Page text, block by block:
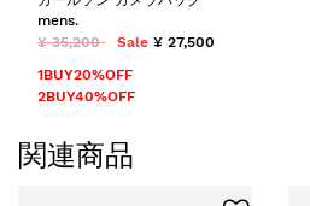
mens.
¥ 35,200
Sale ¥ 27,500
1BUY20%OFF
2BUY40%OFF
関連商品